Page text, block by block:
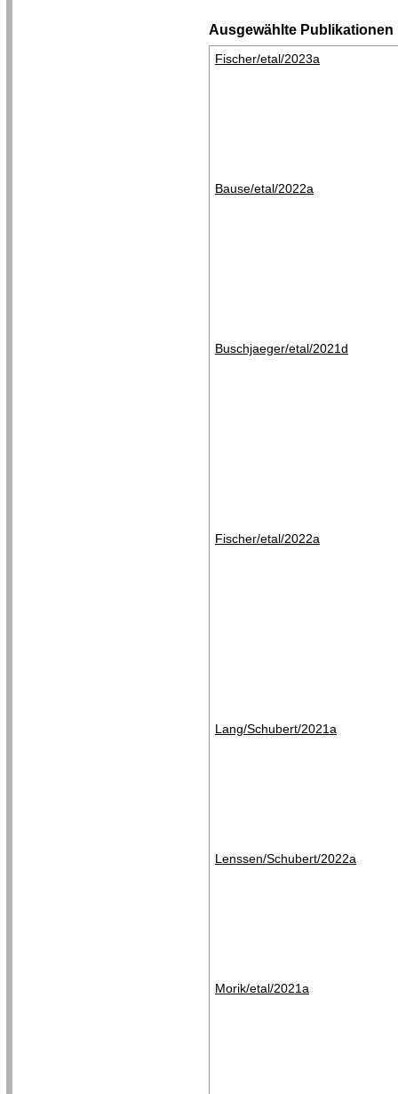
Ausgewählte Publikationen
Fischer/etal/2023a
Bause/etal/2022a
Buschjaeger/etal/2021d
Fischer/etal/2022a
Lang/Schubert/2021a
Lenssen/Schubert/2022a
Morik/etal/2021a